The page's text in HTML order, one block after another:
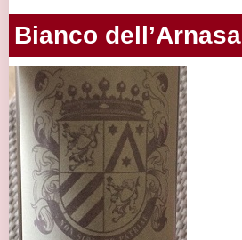
Bianco dell’Arnasa